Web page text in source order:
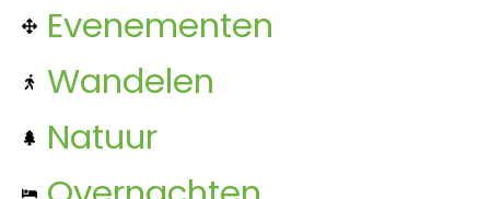
Evenementen
Wandelen
Natuur